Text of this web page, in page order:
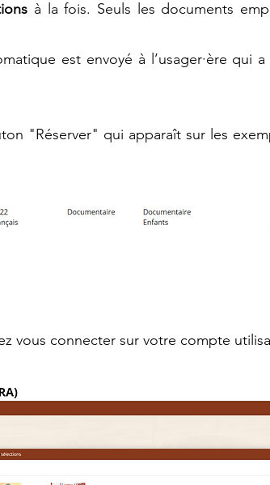
à la fois. Seuls les documents
est envoyé à l’usager·ère qui
"Réserver" qui apparaît sur les
vous connecter sur votre compte